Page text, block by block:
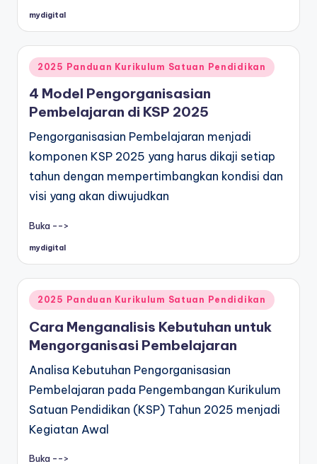
Posted
mydigital
Posted
in
2025 Panduan Kurikulum Satuan Pendidikan
4 Model Pengorganisasian
Pembelajaran di KSP 2025
Pengorganisasian Pembelajaran menjadi
komponen KSP 2025 yang harus dikaji setiap
tahun dengan mempertimbangkan kondisi dan
visi yang akan diwujudkan
Buka -->
Posted
mydigital
Posted
in
2025 Panduan Kurikulum Satuan Pendidikan
Cara Menganalisis Kebutuhan untuk
Mengorganisasi Pembelajaran
Analisa Kebutuhan Pengorganisasian
Pembelajaran pada Pengembangan Kurikulum
Satuan Pendidikan (KSP) Tahun 2025 menjadi
Kegiatan Awal
Buka -->